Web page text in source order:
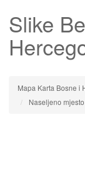
Slike
Mapa Karta Bosne i
Naseljeno mjesto